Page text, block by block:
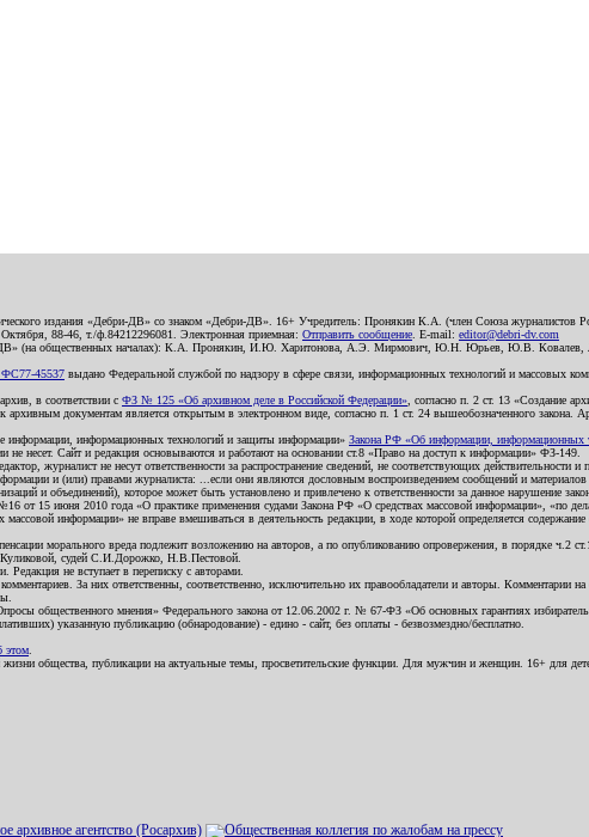
издания «Дебри-ДВ» со знаком «Дебри-ДВ». 16+ Учредитель: Пронякин К.А. (член Союза
88-46, т./ф.84212296081. Электронная приемная: Отправить сообщение . E-mail: editor@debri-dv.com
ДВ» (на общественных началах): К.А. Пронякин, И.Ю. Харитонова, А.Э. Мирмович, Ю.Н. Юрьев, Ю.В.
45537 выдано Федеральной службой по надзору в сфере связи, информационных технологий и массовых
в соответствии с ФЗ № 125 «Об архивном деле в Российской Федерации» , согласно п. 2 ст. 13 «Создание
документам является открытым в электронном виде, согласно п. 1 ст. 24 вышеобозначенного закона.
информации, информационных технологий и защиты информации» Закона РФ «Об информации, информационных
не несет. Сайт и редакция основываются и работают на основании ст.8 «Право на доступ к информации» ФЗ-149.
журналист не несут ответственности за распространение сведений, не соответствующих
и (или) правами журналиста: ...если они являются дословным воспроизведением сообщений и
и объединений), которое может быть установлено и привлечено к ответственности за данное нарушение
от 15 июня 2010 года «О практике применения судами Закона РФ «О средствах массовой информации», «по
информации» не вправе вмешиваться в деятельность редакции, в ходе которой определяется
морального вреда подлежит возложению на авторов, а по опубликованию опровержения, в порядке ч.2
судей С.И.Дорожко, Н.В.Пестовой.
Редакция не вступает в переписку с авторами.
За них ответственны, соответственно, исключительно их правообладатели и авторы.
общественного мнения» Федерального закона от 12.06.2002 г. № 67-ФЗ «Об основных гарантиях
указанную публикацию (обнародование) - едино - сайт, без оплаты - безвозмездно/бесплатно.
этом
жизни общества, публикации на актуальные темы, просветительские функции. Для мужчин и женщин. 16+ для